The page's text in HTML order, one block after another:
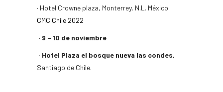
· Hotel Crowne plaza, Monterrey, N.L. México
CMC Chile 2022
· 9 – 10 de noviembre
· Hotel Plaza el bosque nueva las condes,
Santiago de Chile.